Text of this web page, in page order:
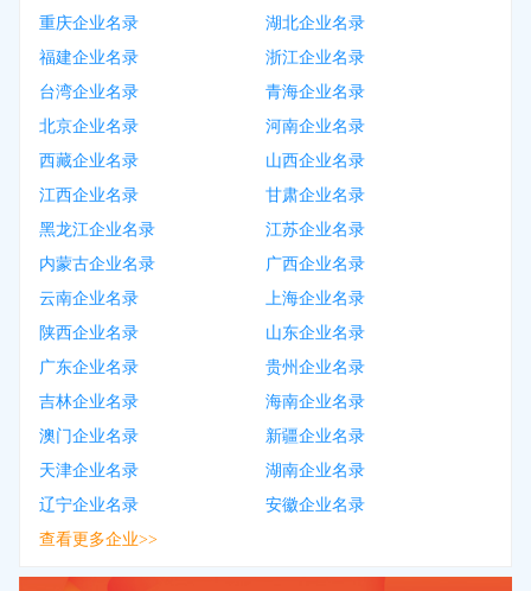
重庆企业名录
湖北企业名录
福建企业名录
浙江企业名录
台湾企业名录
青海企业名录
北京企业名录
河南企业名录
西藏企业名录
山西企业名录
江西企业名录
甘肃企业名录
黑龙江企业名录
江苏企业名录
内蒙古企业名录
广西企业名录
云南企业名录
上海企业名录
陕西企业名录
山东企业名录
广东企业名录
贵州企业名录
吉林企业名录
海南企业名录
澳门企业名录
新疆企业名录
天津企业名录
湖南企业名录
辽宁企业名录
安徽企业名录
查看更多企业>>